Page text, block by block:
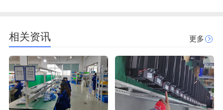
相关资讯 更多